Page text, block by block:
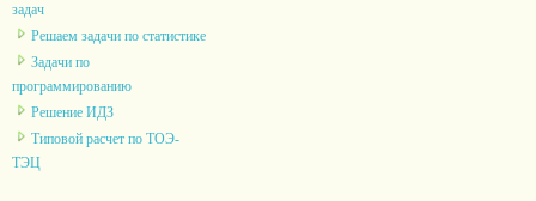
задач
Решаем задачи по статистике
Задачи по
программированию
Решение ИДЗ
Типовой расчет по ТОЭ-
ТЭЦ